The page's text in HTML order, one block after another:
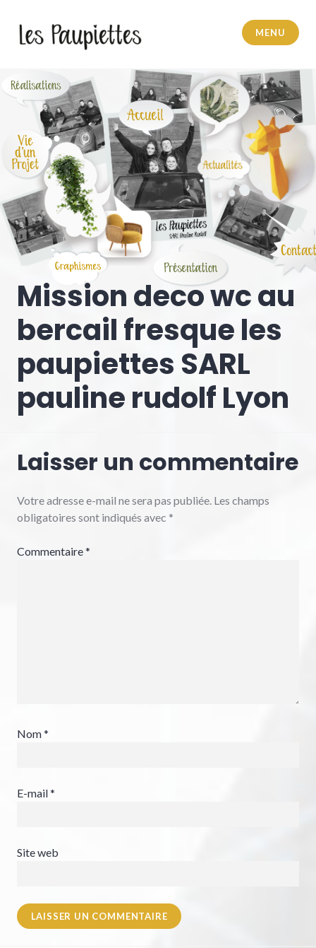
contenu
MENU
Mission deco wc au
bercail fresque les
paupiettes SARL
pauline rudolf Lyon
Laisser un commentaire
Votre adresse e-mail ne sera pas publiée. Les champs
obligatoires sont indiqués avec *
Commentaire*
Nom*
E-mail*
Site web